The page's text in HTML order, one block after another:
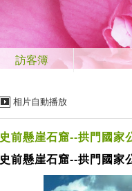
訪客簿
相片自動播放
史前懸崖石窟--拱門國家
史前懸崖石窟--拱門國家